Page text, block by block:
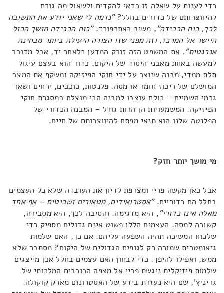
כדי לענות על שאלה זו כדאי להקדים ולשאול מה גורם
להיווצרותם של כדורים בחלל?"נדמה לי שאני יודע את התשובה
לכך, כוח הכבידה", משיב ראתרפורד."כוח הכבידה מושך הכול
היישר אל המרכז, וזה מפני שזו הצורה היעילה ביותר מבחינה
אנרגטית". את המשפט הזה זורק המדען כלאחר יד, אבל מדובר
למעשה באחת מאבני היסוד של היקום. כדור הוא בעצם עיגול
תלת ממדי, מבנה שנוצר על ידי חוקי הפיזיקה ומשקף את המצב
המושלם של ריכוז חומר או מסה. פלנטות, כוכבים, ירחים ושאר
גרמי השמיים – כולם עוצבו למבנה הכי מוצלח במסגרת חוקי
הפיזיקה. המשמעויות הן הרות גורל – המבנה הכדורי של
הפלנטה שלנו הוא תנאי מפתח להיווצרותם של חיים.
מי מושך יותר חזק?
אבל כאן מקשה פריי ומצרפת לדיון את העובדה שלא כל העצמים
בחלל הם כדוריים."אסטרואידים, מטאורים ושביטים – אף אחד
מאלה אינו כדורי", היא מדגימה. והסיבה לכך, היא מסבירה,
קשורה למסה. העצמים הללו פשוט אינם גדולים מספיק כדי
שלכוח המשיכה תהיה השפעה עליהם. אם כך, האם שלמות
גיאומטרית שמורה רק לגופים הגדולים של היקום? מסתבר שלא
ממש, ואפילו להיפך. כדי לבחון האם עצמים בחלל אכן מייצגים
שלמות פיזיקלית ניגשת פריי אל מצפה הכוכבים המלכותי של
גריניץ', שם היא נעזרת בידע של האסטרונום מארק קוקולה.